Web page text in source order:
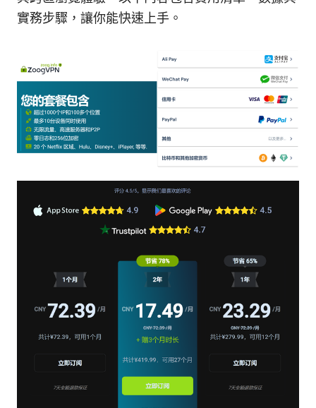
實務步驟，讓你能快速上手。